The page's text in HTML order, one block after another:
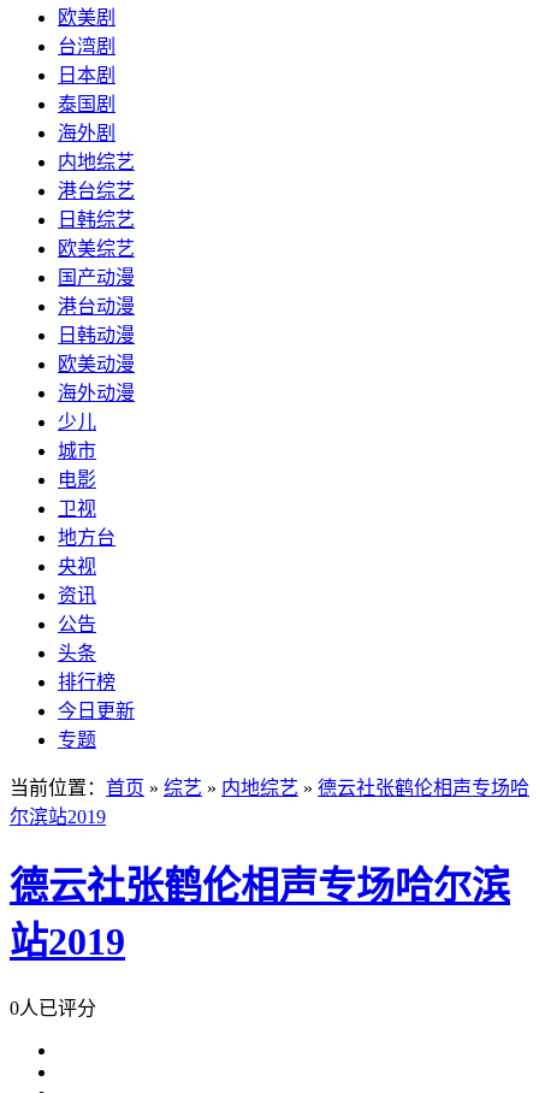
欧美剧
台湾剧
日本剧
泰国剧
海外剧
内地综艺
港台综艺
日韩综艺
欧美综艺
国产动漫
港台动漫
日韩动漫
欧美动漫
海外动漫
少儿
城市
电影
卫视
地方台
央视
资讯
公告
头条
排行榜
今日更新
专题
当前位置： 首页 » 综艺 » 内地综艺 » 德云社张鹤伦相声专场哈
尔滨站2019
德云社张鹤伦相声专场哈尔滨
站2019
0人已评分